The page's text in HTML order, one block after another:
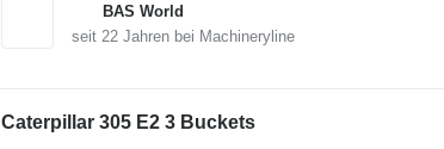
BAS World
seit 22Jahren bei Machineryline
Caterpillar 305 E2 3 Buckets